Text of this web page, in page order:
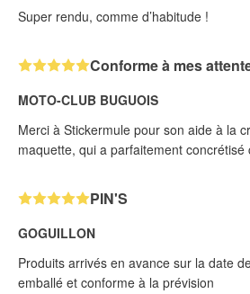
Super rendu, comme d’habitude !
Conforme à mes
MOTO-CLUB BUGUOIS
Merci à Stickermule pour son aide à la
maquette, qui a parfaitement concrétisé
PIN'S
GOGUILLON
Produits arrivés en avance sur la date
emballé et conforme à la prévision